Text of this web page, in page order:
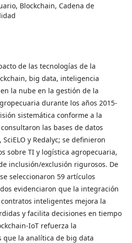
Blockchain, Cadena de
de las tecnologías de la
big data, inteligencia
la nube en la gestión de la
durante los años 2015-
sistemática conforme a la
las bases de datos
y Redalyc; se definieron
sobre TI y logística agropecuaria,
inclusión/exclusión rigurosos. De
seleccionaron 59 artículos
evidenciaron que la integración
inteligentes mejora la
y facilita decisiones en tiempo
IoT refuerza la
la analítica de big data